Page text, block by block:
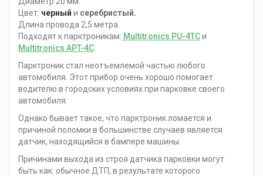
Цвет: черный и серебристый.
Длина провода 2,5 метра.
Подходят к парктроникам: Multitronics PU-4TCи
Multitronics АPT-4C
Парктроник стал неотъемлемой частью любого
автомобиля. Этот прибор очень хорошо помогает
водителю в городских условиях при парковке своего
автомобиля.
Однако бывает такое, что парктроник ломается и
причиной поломки в большинстве случаев является
датчик, находящийся в бампере машины.
Причинами выхода из строя датчика парковки могут
быть как: обычное ДТП, в результате которого